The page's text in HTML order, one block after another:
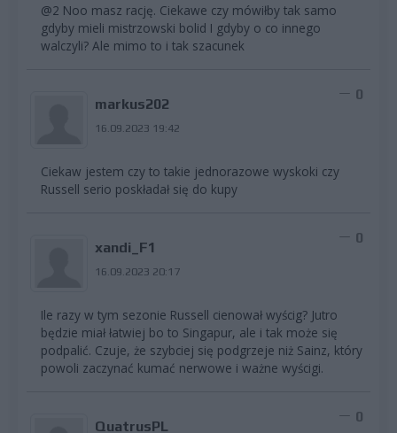
@2 Noo masz rację. Ciekawe czy mówiłby tak samo
gdyby mieli mistrzowski bolid I gdyby o co innego
walczyli? Ale mimo to i tak szacunek
markus202
16.09.2023 19:42
0
Ciekaw jestem czy to takie jednorazowe wyskoki czy
Russell serio poskładał się do kupy
xandi_F1
16.09.2023 20:17
0
Ile razy w tym sezonie Russell cienował wyścig? Jutro
będzie miał łatwiej bo to Singapur, ale i tak może się
podpalić. Czuje, że szybciej się podgrzeje niż Sainz, który
powoli zaczynać kumać nerwowe i ważne wyścigi.
QuatrusPL
0